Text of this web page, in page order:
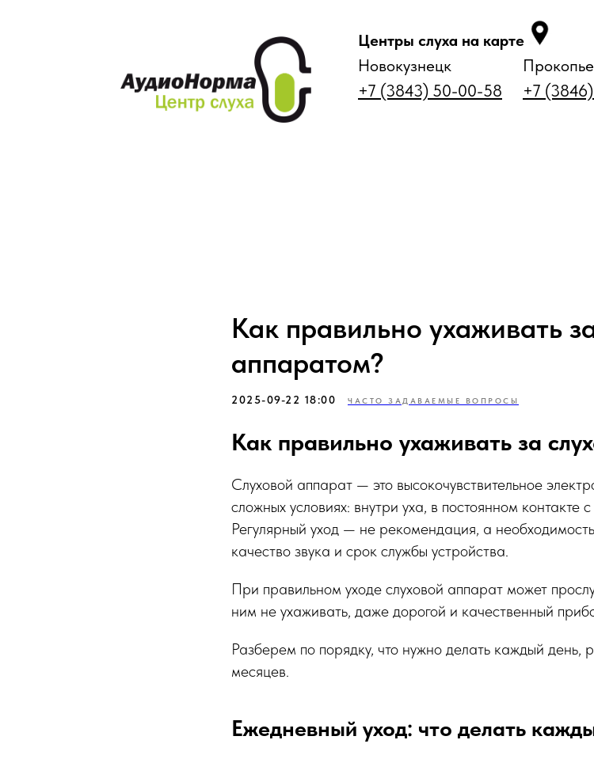
Центры слуха на карте
+7
Новокузнецк
+7 (3843) 50-00-58
Как правильно ухаживать
аппаратом?
2025-09-22 18:00 ЧАСТО ЗАДАВАЕМЫЕ ВОПРОСЫ
Как правильно ухаживать за
Слуховой аппарат — это высокочувствительное
сложных условиях: внутри уха, в постоянном контакте
Регулярный уход — не рекомендация, а
качество звука и срок службы устройства.
При правильном уходе слуховой аппарат может
ним не ухаживать, даже дорогой и качественный
Разберем по порядку, что нужно делать каждый день,
месяцев.
Ежедневный уход: что делать